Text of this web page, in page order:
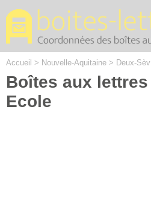
Accueil > Nouvelle-Aquitaine > Deux-
Boîtes aux
Ecole